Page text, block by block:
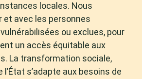
locales. Nous
et avec les personnes
ou exclues, pour
un accès équitable aux
La transformation sociale,
l’État s’adapte aux besoins de